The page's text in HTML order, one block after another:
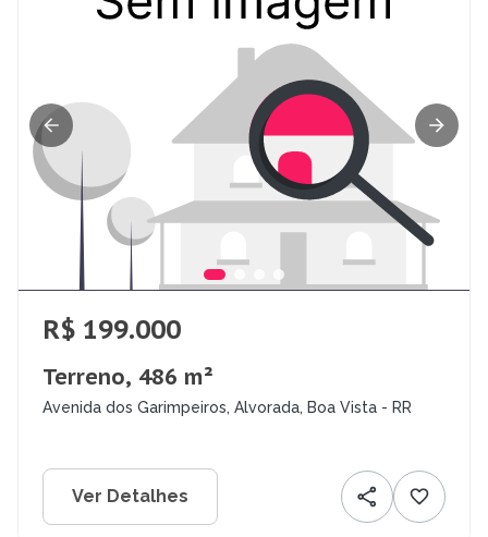
R$ 199.000
Terreno, 486 m²
Avenida dos Garimpeiros, Alvorada, Boa Vista - RR
Ver Detalhes